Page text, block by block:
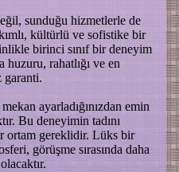
sunduğu hizmetlerle de
kültürlü ve sofistike bir
birinci sınıf bir deneyim
rahatlığı ve en
garanti.
ayarladığınızdan emin
Bu deneyimin tadını
ortam gereklidir. Lüks bir
görüşme sırasında daha